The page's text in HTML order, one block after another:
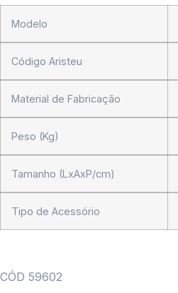
Modelo
Código Aristeu
Material de Fabricação
Peso (Kg)
Tamanho (LxAxP/cm)
Tipo de Acessório
CÓD 59602